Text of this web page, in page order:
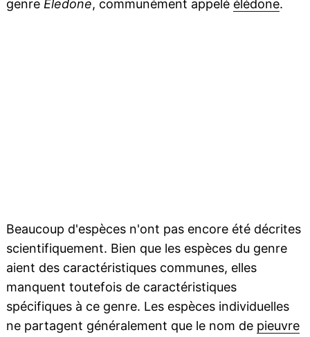
genre Eledone, communément appelé élédone.
Beaucoup d'espèces n'ont pas encore été décrites
scientifiquement. Bien que les espèces du genre
aient des caractéristiques communes, elles
manquent toutefois de caractéristiques
spécifiques à ce genre. Les espèces individuelles
ne partagent généralement que le nom de pieuvre